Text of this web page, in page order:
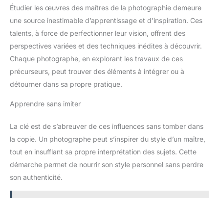
Étudier les œuvres des maîtres de la photographie demeure
une source inestimable d’apprentissage et d’inspiration. Ces
talents, à force de perfectionner leur vision, offrent des
perspectives variées et des techniques inédites à découvrir.
Chaque photographe, en explorant les travaux de ces
précurseurs, peut trouver des éléments à intégrer ou à
détourner dans sa propre pratique.
Apprendre sans imiter
La clé est de s’abreuver de ces influences sans tomber dans
la copie. Un photographe peut s’inspirer du style d’un maître,
tout en insufflant sa propre interprétation des sujets. Cette
démarche permet de nourrir son style personnel sans perdre
son authenticité.